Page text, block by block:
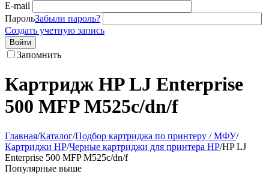
E-mail
ПарольЗабыли пароль?
Создать учетную запись
Войти
Запомнить
Картридж HP LJ Enterprise
500 MFP M525c/dn/f
Главная/Каталог/Подбор картриджа по принтеру / МФУ/
Картриджи HP/Черные картриджи для принтера HP/HP LJ
Enterprise 500 MFP M525c/dn/f
Популярные выше